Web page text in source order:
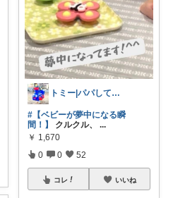
トミー|パパしてます^^
#【ベビーが夢中になる瞬
間！】
クルクル、
...
￥ 1,670
0 0 52
コレ いいね